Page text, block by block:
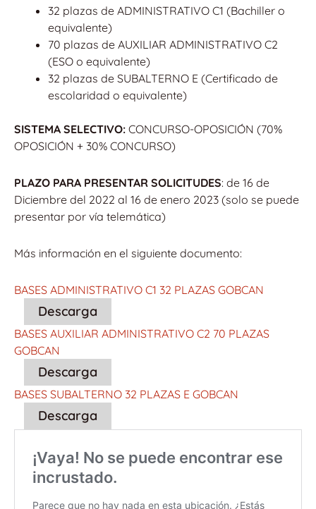
32 plazas de ADMINISTRATIVO C1 (Bachiller o
equivalente)
70 plazas de AUXILIAR ADMINISTRATIVO C2
(ESO o equivalente)
32 plazas de SUBALTERNO E (Certificado de
escolaridad o equivalente)
SISTEMA SELECTIVO: CONCURSO-OPOSICIÓN (70%
OPOSICIÓN + 30% CONCURSO)
PLAZO PARA PRESENTAR SOLICITUDES: de 16 de
Diciembre del 2022 al 16 de enero 2023 (solo se puede
presentar por vía telemática)
Más información en el siguiente documento:
BASES ADMINISTRATIVO C1 32 PLAZAS GOBCAN
Descarga
BASES AUXILIAR ADMINISTRATIVO C2 70 PLAZAS
GOBCAN
Descarga
BASES SUBALTERNO 32 PLAZAS E GOBCAN
Descarga